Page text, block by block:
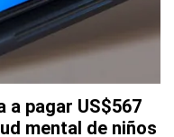
a pagar US$567
mental de niños